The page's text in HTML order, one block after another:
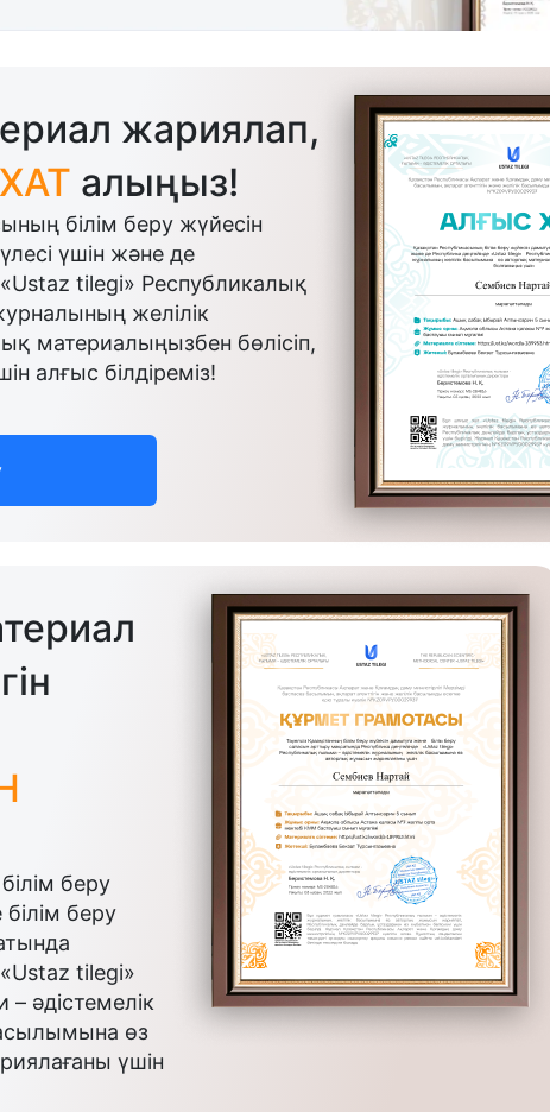
жариялап,
алыңыз!
білім беру жүйесін
үшін және де
tilegi» Республикалық
желілік
материалыңызбен бөлісіп,
алғыс білдіреміз!
беру
беру
tilegi»
әдістемелік
өз
үшін